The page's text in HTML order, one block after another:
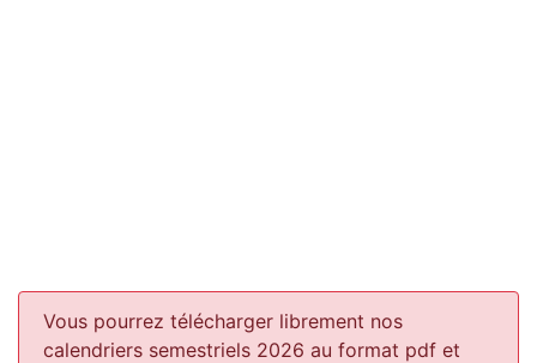
Vous pourrez télécharger librement nos
calendriers semestriels 2026 au format pdf et